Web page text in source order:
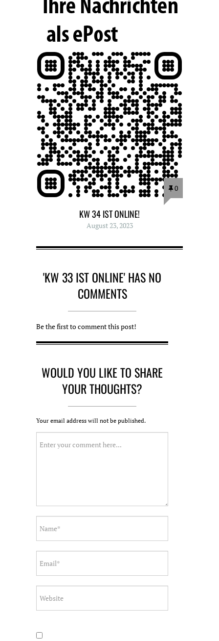
0
KW 34 IST ONLINE!
August 23, 2023
'KW 33 IST ONLINE' HAS NO
COMMENTS
Be the first to comment this post!
WOULD YOU LIKE TO SHARE
YOUR THOUGHTS?
Your email address will not be published.